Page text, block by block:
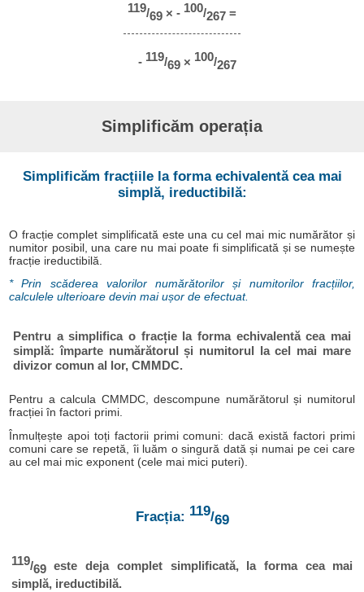
119/69 × - 100/267 =
- 119/69 × 100/267
Simplificăm operația
Simplificăm fracțiile la forma echivalentă cea mai
simplă, ireductibilă:
O fracție complet simplificată este una cu cel mai mic numărător și
numitor posibil, una care nu mai poate fi simplificată și se numește
fracție ireductibilă.
* Prin scăderea valorilor numărătorilor și numitorilor fracțiilor,
calculele ulterioare devin mai ușor de efectuat.
Pentru a simplifica o fracție la forma echivalentă cea mai
simplă: împarte numărătorul și numitorul la cel mai mare
divizor comun al lor, CMMDC.
Pentru a calcula CMMDC, descompune numărătorul și numitorul
fracției în factori primi.
Înmulțește apoi toți factorii primi comuni: dacă există factori primi
comuni care se repetă, îi luăm o singură dată și numai pe cei care
au cel mai mic exponent (cele mai mici puteri).
Fracția: 119/69
119/69este deja complet simplificată, la forma cea mai
simplă, ireductibilă.